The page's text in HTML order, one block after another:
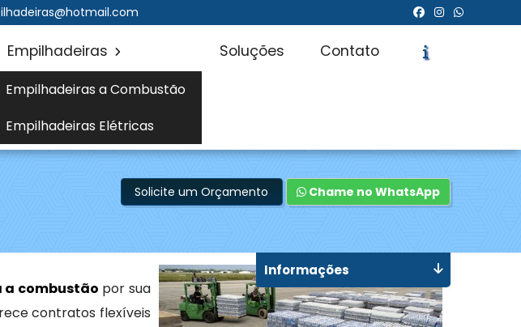
Empilhadeiras
Empilhadeiras a Combustão
Empilhadeiras Elétricas
Soluções Contato
Solicite um Orçamento Chame no WhatsApp
a combustão por sua
contratos flexíveis
Informações